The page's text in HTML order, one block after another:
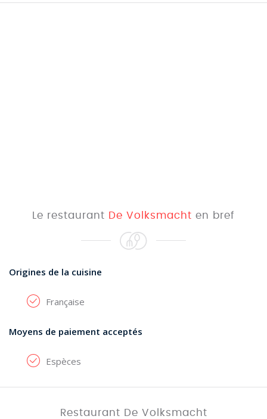
Le restaurant De Volksmacht en bref
Origines de la cuisine
Française
Moyens de paiement acceptés
Espèces
Restaurant De Volksmacht